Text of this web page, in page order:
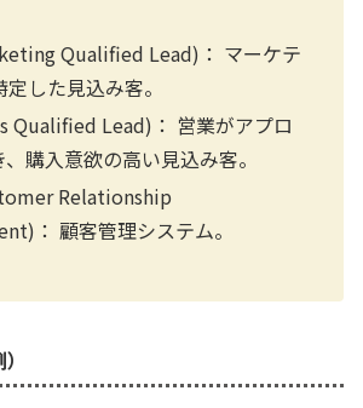
Qualified Lead)： マーケテ
した見込み客。
Qualified Lead)： 営業がアプロ
購入意欲の高い見込み客。
Relationship
： 顧客管理システム。